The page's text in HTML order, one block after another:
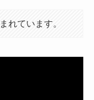
れています。